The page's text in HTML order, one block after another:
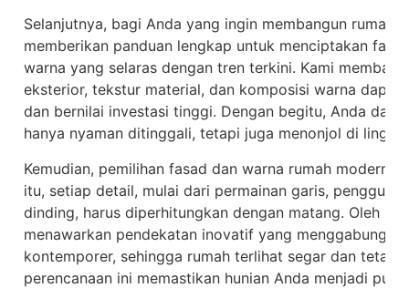
Selanjutnya, bagi Anda yang ingin membangun rumah
memberikan panduan lengkap untuk menciptakan
warna yang selaras dengan tren terkini. Kami
eksterior, tekstur material, dan komposisi warna dapat
dan bernilai investasi tinggi. Dengan begitu, Anda
hanya nyaman ditinggali, tetapi juga menonjol di
Kemudian, pemilihan fasad dan warna rumah modern
itu, setiap detail, mulai dari permainan garis,
dinding, harus diperhitungkan dengan matang. Oleh
menawarkan pendekatan inovatif yang
kontemporer, sehingga rumah terlihat segar dan tetap
perencanaan ini memastikan hunian Anda menjadi